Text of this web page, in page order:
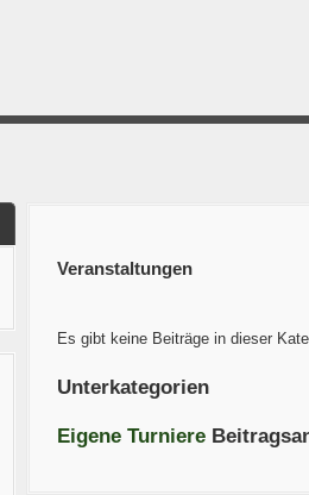
Veranstaltungen
Es gibt keine Beiträge in dieser
Unterkategorien
Eigene Turniere